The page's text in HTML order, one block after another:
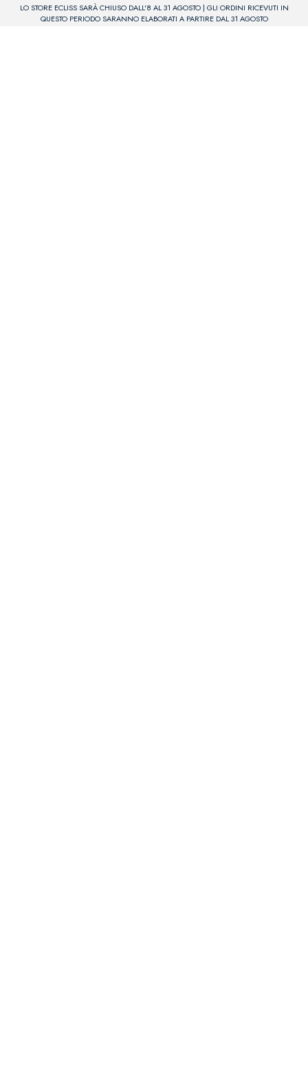
LO STORE ECLISS SARÀ CHIUSO DALL'8 AL 31 AGOSTO | GLI ORDINI RICEVUTI IN
QUESTO PERIODO SARANNO ELABORATI A PARTIRE DAL 31 AGOSTO